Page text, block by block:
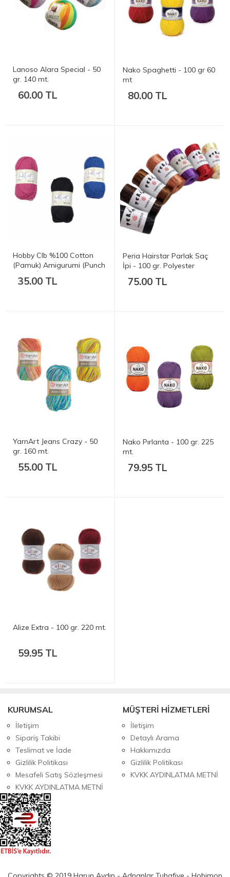
Lanoso Alara Special - 50
gr. 140 mt.
60.00 TL
Nako Spaghetti - 100 gr 60
mt
80.00 TL
Hobby Clb %100 Cotton
(Pamuk) Amigurumi (Punch
35.00 TL
Peria Hairstar Parlak Saç
İpi - 100 gr. Polyester
75.00 TL
YarnArt Jeans Crazy - 50
gr. 160 mt.
55.00 TL
Nako Pırlanta - 100 gr. 225
mt.
79.95 TL
Alize Extra - 100 gr. 220 mt.
59.95 TL
KURUMSAL
İletişim
Sipariş Takibi
Teslimat ve İade
Gizlilik Politikası
Mesafeli Satış Sözleşmesi
KVKK AYDINLATMA METNİ
MÜŞTERİ HİZMETLERİ
İletişim
Detaylı Arama
Hakkımızda
Gizlilik Politikası
KVKK AYDINLATMA METNİ